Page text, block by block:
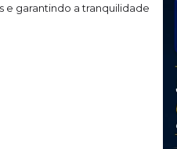
e garantindo a tranquilidade